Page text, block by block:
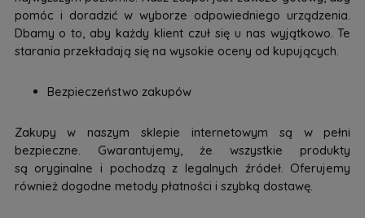
pomóc i doradzić w wyborze odpowiedniego urządzenia.
Dbamy o to, aby każdy klient czuł się u nas wyjątkowo. Te
starania przekładają się na wysokie oceny od kupujących.
Bezpieczeństwo zakupów
Zakupy w naszym sklepie internetowym są w pełni
bezpieczne. Gwarantujemy, że wszystkie produkty
są oryginalne i pochodzą z legalnych źródeł. Oferujemy
również dogodne metody płatności i szybką dostawę.